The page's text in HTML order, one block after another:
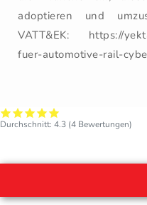
adoptieren und
VATT&EK: https://
fuer-automotive-rail-
Durchschnitt: 4.3 (4 Bewertungen)